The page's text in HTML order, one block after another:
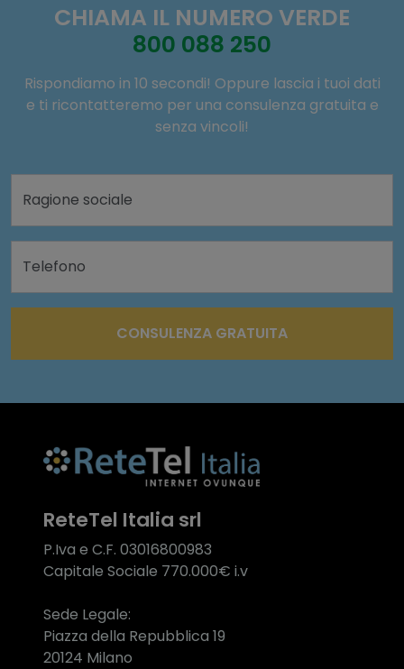
CHIAMA IL NUMERO VERDE
800 088 250
Rispondiamo in 10 secondi! Oppure lascia i tuoi dati
e ti ricontatteremo per una consulenza gratuita e
senza vincoli!
Ragione sociale
Telefono
CONSULENZA GRATUITA
ReteTel Italia srl
P.Iva e C.F. 03016800983
Capitale Sociale 770.000€ i.v
Sede Legale:
Piazza della Repubblica 19
20124 Milano